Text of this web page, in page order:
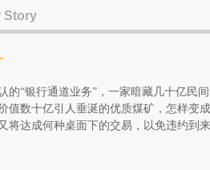
Story
的“银行通道业务”，一家暗藏几十亿民
值数十亿引人垂涎的优质煤矿，怎样变
将达成何种桌面下的交易，以免违约到